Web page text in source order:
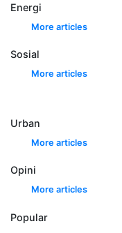
Energi
More articles
Sosial
More articles
Urban
More articles
Opini
More articles
Popular